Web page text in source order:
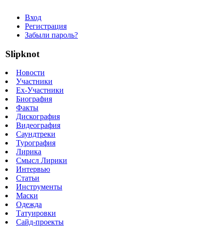
Вход
Регистрация
Забыли пароль?
Slipknot
Новости
Участники
Ex-Участники
Биография
Факты
Дискография
Видеография
Саундтреки
Турография
Лирика
Смысл Лирики
Интервью
Статьи
Инструменты
Маски
Одежда
Татуировки
Сайд-проекты